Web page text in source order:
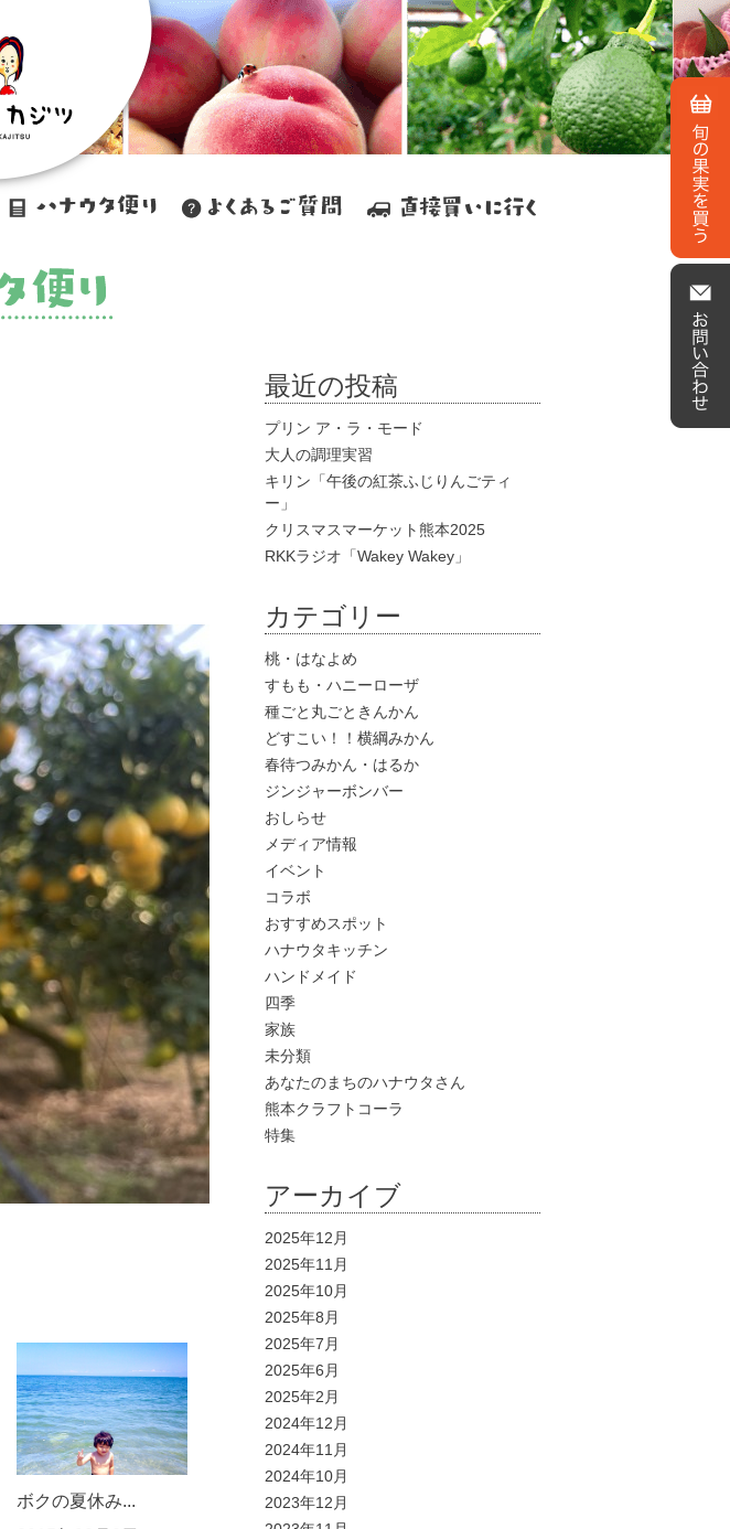
ボクの夏休み...
最近の投稿
プリン ア・ラ・モード
大人の調理実習
キリン「午後の紅茶ふじりんごティ
ー」
クリスマスマーケット熊本2025
RKKラジオ「Wakey Wakey」
カテゴリー
桃・はなよめ
すもも・ハニーローザ
種ごと丸ごときんかん
どすこい！！横綱みかん
春待つみかん・はるか
ジンジャーボンバー
おしらせ
メディア情報
イベント
コラボ
おすすめスポット
ハナウタキッチン
ハンドメイド
四季
家族
未分類
あなたのまちのハナウタさん
熊本クラフトコーラ
特集
アーカイブ
2025年12月
2025年11月
2025年10月
2025年8月
2025年7月
2025年6月
2025年2月
2024年12月
2024年11月
2024年10月
2023年12月